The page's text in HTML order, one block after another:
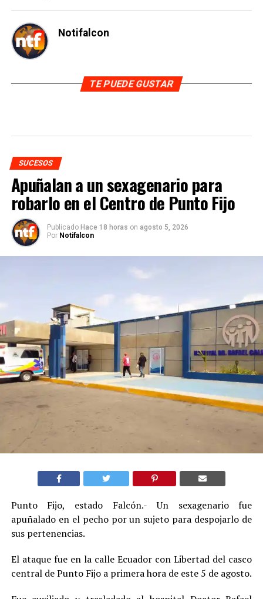
Notifalcon
TE PUEDE GUSTAR
SUCESOS
Apuñalan a un sexagenario para
robarlo en el Centro de Punto Fijo
Publicado Hace 18 horas on agosto 5, 2026
Por Notifalcon
Punto Fijo, estado Falcón.- Un sexagenario fue
apuñalado en el pecho por un sujeto para despojarlo de
sus pertenencias.
El ataque fue en la calle Ecuador con Libertad del casco
central de Punto Fijo a primera hora de este 5 de agosto.